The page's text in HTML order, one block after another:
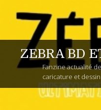
ZEBRA BD
Fanzine actualité
caricature et